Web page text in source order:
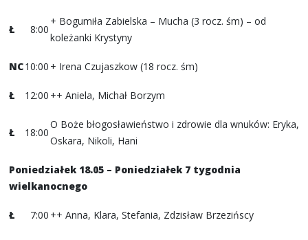
Ł 8:00
+ Bogumiła Zabielska – Mucha (3 rocz. śm) – od
koleżanki Krystyny
NC10:00 + Irena Czujaszkow (18 rocz. śm)
Ł 12:00 ++ Aniela, Michał Borzym
Ł 18:00
O Boże błogosławieństwo i zdrowie dla wnuków: Eryka,
Oskara, Nikoli, Hani
Poniedziałek 18.05 – Poniedziałek 7 tygodnia
wielkanocnego
Ł 7:00 ++ Anna, Klara, Stefania, Zdzisław Brzezińscy